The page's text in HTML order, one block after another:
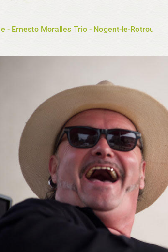
- Ernesto Moralles Trio - Nogent-le-Rotrou